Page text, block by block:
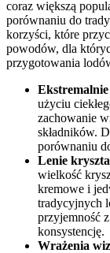
coraz większą
porównaniu do​
korzyści, które
powodów, dla⁣
przygotowania⁤
użyciu
zachowanie
składników.
porównaniu
Lenie
wielkość
kremowe i
tradycyjnych
przyjemność
konsystencję.
Wrażenia